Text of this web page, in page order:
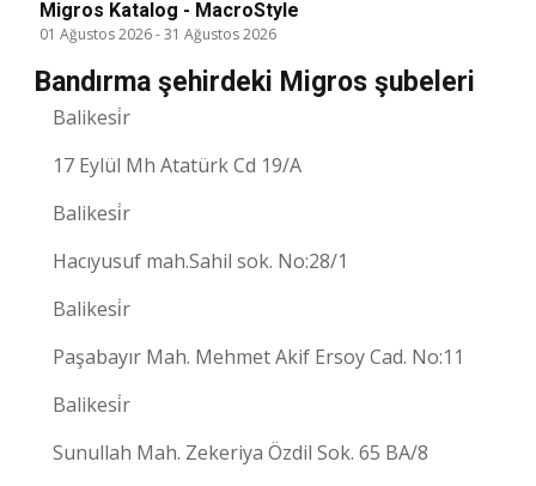
Migros Katalog - MacroStyle
01 Ağustos 2026-31 Ağustos 2026
Bandırma şehirdeki Migros şubeleri
Balikesi̇r
17 Eylül Mh Atatürk Cd 19/A
Balikesi̇r
Hacıyusuf mah.Sahil sok. No:28/1
Balikesi̇r
Paşabayır Mah. Mehmet Akif Ersoy Cad. No:11
Balikesi̇r
Sunullah Mah. Zekeriya Özdil Sok. 65 BA/8